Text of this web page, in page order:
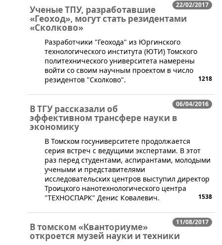
22/02/2017
Ученые ТПУ, разработавшие
«Геоход», могут стать резидентами
«Сколково»
​Разработчики "Геохода" из Юргинского
технологического института (ЮТИ) Томского
политехнического университета намерены
войти со своим научным проектом в число
резидентов "Сколково".
1218
06/04/2016
В ТГУ рассказали об
эффективном трансфере науки в
экономику
​В Томском госуниверситете продолжается
серия встреч с ведущими экспертами. В этот
раз перед студентами, аспирантами, молодыми
учеными и представителями
исследовательских центров выступил директор
Троицкого нанотехнологического центра
"ТЕХНОСПАРК" Денис Ковалевич.
1538
11/08/2017
В томском «Кванториуме»
откроется музей науки и техники